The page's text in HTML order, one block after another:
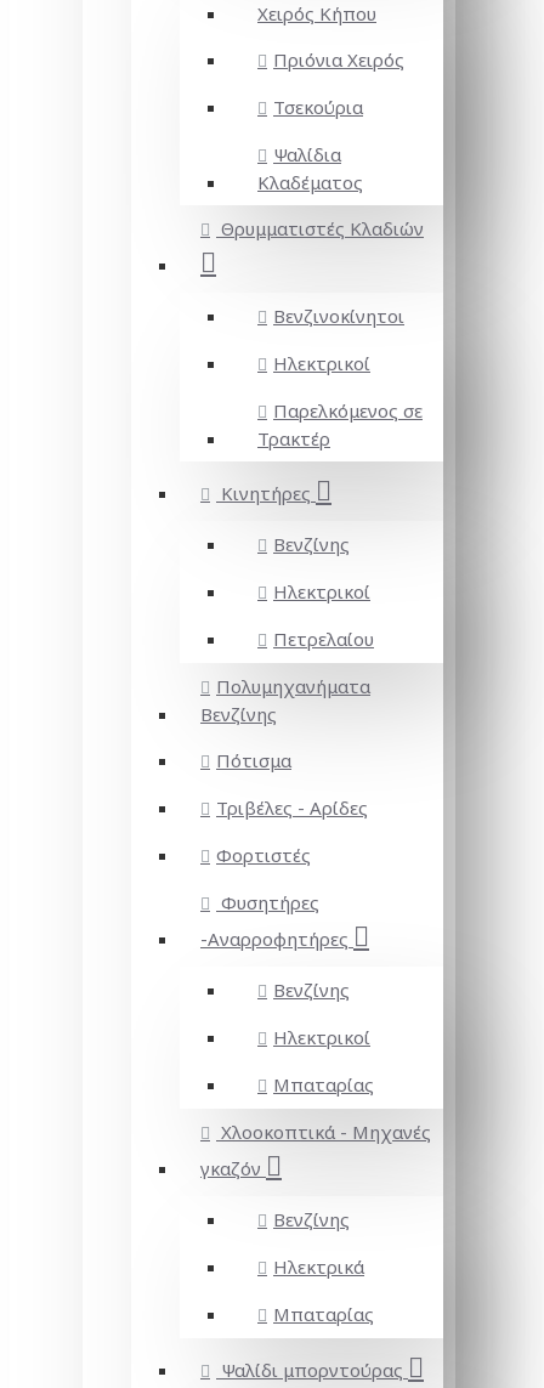
Χειρός Κήπου
Πριόνια Χειρός
Τσεκούρια
Ψαλίδια
Κλαδέματος
Θρυμματιστές Κλαδιών
Βενζινοκίνητοι
Ηλεκτρικοί
Παρελκόμενος σε
Τρακτέρ
Κινητήρες
Βενζίνης
Ηλεκτρικοί
Πετρελαίου
Πολυμηχανήματα
Βενζίνης
Πότισμα
Τριβέλες - Αρίδες
Φορτιστές
Φυσητήρες
-Αναρροφητήρες
Βενζίνης
Ηλεκτρικοί
Μπαταρίας
Χλοοκοπτικά - Μηχανές
γκαζόν
Βενζίνης
Ηλεκτρικά
Μπαταρίας
Ψαλίδι μπορντούρας